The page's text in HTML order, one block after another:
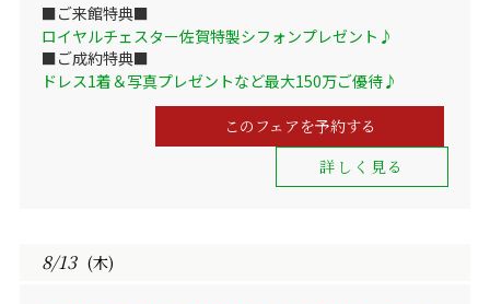
■ご来館特典■
ロイヤルチェスター佐賀特製シフォンプレゼント♪
■ご成約特典■
ドレス1着＆写真プレゼントなど最大150万ご優待♪
このフェアを予約する
詳しく見る
8/13 (木)